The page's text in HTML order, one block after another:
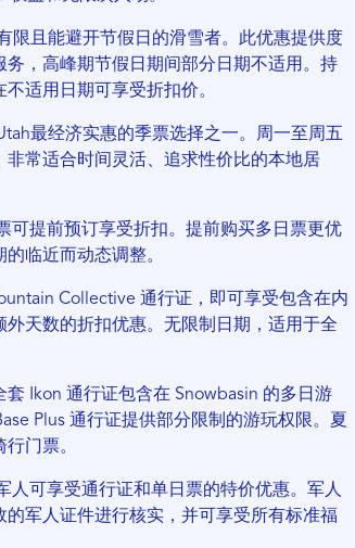
限且能避开节假日的滑雪者。此优惠提供度
务，高峰期节假日期间部分日期不适用。持
适用日期可享受折扣价。
最经济实惠的季票选择之一。周一至周五
非常适合时间灵活、追求性价比的本地居
可提前预订享受折扣。提前购买多日票更优
临近而动态调整。
Collective 通行证，即可享受包含在内
外天数的折扣优惠。无限制日期，适用于全
套 Ikon 通行证包含在 Snowbasin 的多日游
Plus 通行证提供部分限制的游玩权限。夏
门票。
人可享受通行证和单日票的特价优惠。军人
的军人证件进行核实，并可享受所有标准福